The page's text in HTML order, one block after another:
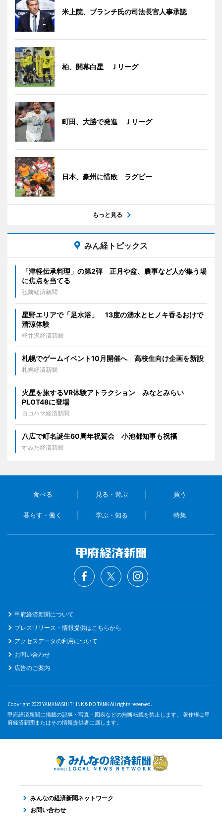
米上院、ブランチ氏の司法長官人事承認
柏、開幕白星 Ｊリーグ
町田、大勝で発進 Ｊリーグ
日本、豪州に惜敗 ラグビー
もっと見る
みん経トピックス
「津軽伝承料理」の第2弾 正月や盆、農事など人が集う場
に焦点を当てる
弘前経済新聞
星野エリアで「足水浴」 13度の湧水とヒノキ香るおけで
清涼体験
軽井沢経済新聞
札幌でゲームイベント10月開催へ 高校生向け企画を新設
札幌経済新聞
火星を旅するVR体験アトラクション みなとみらい
PLOT48に登場
ヨコハマ経済新聞
八広で町名誕生60周年祝賀会 小池都知事も祝福
すみだ経済新聞
食べる 見る・遊ぶ 買う
暮らす・働く 学ぶ・知る 特集
甲府経済新聞について
プレスリリース・情報提供はこちらから
アクセスデータの利用について
お問い合わせ
広告のご案内
Copyright 2023 YAMANASHI THINK & DO TANK All rights reserved.
甲府経済新聞に掲載の記事・写真・図表などの無断転載を禁止します。 著作権は甲
府経済新聞またはその情報提供者に属します。
みんなの経済新聞ネットワーク
お問い合わせ